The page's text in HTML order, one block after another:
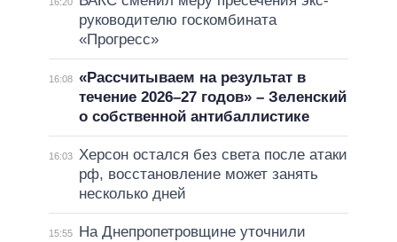
руководителю госкомбината
«Прогресс»
16:08 «Рассчитываем на результат в
течение 2026–27 годов» – Зеленский
о собственной антибаллистике
16:03 Херсон остался без света после атаки
рф, восстановление может занять
несколько дней
15:55
На Днепропетровщине уточнили